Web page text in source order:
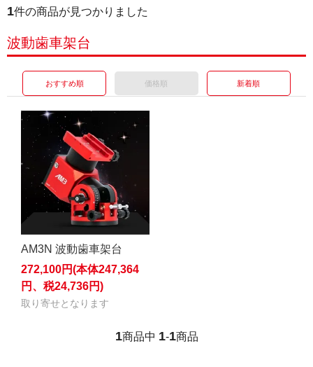
1件の商品が見つかりました
波動歯車架台
おすすめ順 価格順 新着順
AM3N 波動歯車架台
272,100円(本体247,364
円、税24,736円)
取り寄せとなります
1商品中 1-1商品